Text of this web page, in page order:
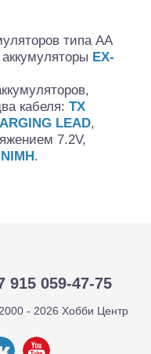
типа АА
EX-
кабеля: TX
LEAD,
7.2V,
.
915 059-47-75
- 2026 Хобби Центр